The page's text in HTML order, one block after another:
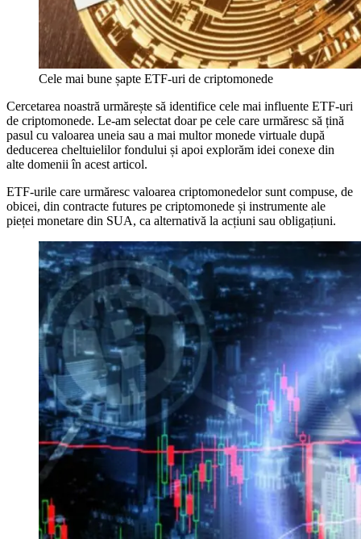
Cele mai bune șapte ETF-uri de criptomonede
Cercetarea noastră urmărește să identifice cele mai influente ETF-uri
de criptomonede. Le-am selectat doar pe cele care urmăresc să țină
pasul cu valoarea uneia sau a mai multor monede virtuale după
deducerea cheltuielilor fondului și apoi explorăm idei conexe din
alte domenii în acest articol.
ETF-urile care urmăresc valoarea criptomonedelor sunt compuse, de
obicei, din contracte futures pe criptomonede și instrumente ale
pieței monetare din SUA, ca alternativă la acțiuni sau obligațiuni.